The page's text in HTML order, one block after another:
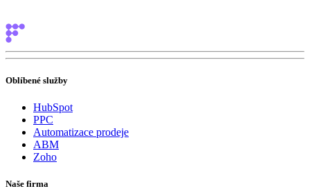
Oblíbené služby
HubSpot
PPC
Automatizace prodeje
ABM
Zoho
Naše firma